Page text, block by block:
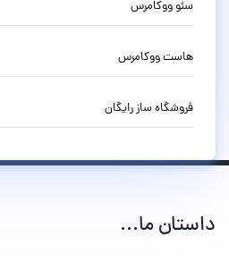
سئو ووکامرس
هاست ووکامرس
فروشگاه ساز رایگان
داستان ما...